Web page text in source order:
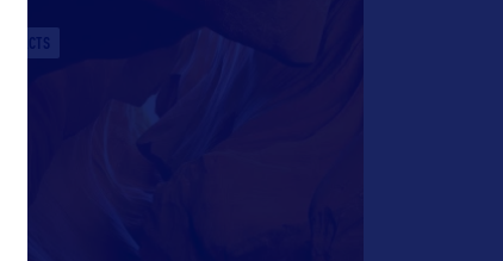
CONTACTS